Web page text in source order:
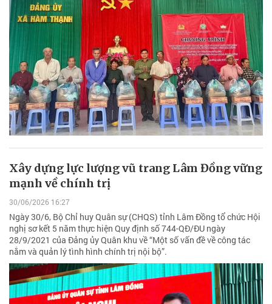
Xây dựng lực lượng vũ trang Lâm Đồng vững
mạnh về chính trị
30/06/2026 16:27
Ngày 30/6, Bộ Chỉ huy Quân sự (CHQS) tỉnh Lâm Đồng tổ chức Hội
nghị sơ kết 5 năm thực hiện Quy định số 744-QĐ/ĐU ngày
28/9/2021 của Đảng ủy Quân khu về “Một số vấn đề về công tác
nắm và quản lý tình hình chính trị nội bộ”.